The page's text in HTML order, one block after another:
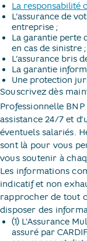
La responsabilité
L’assurance de
entreprise ;
La garantie perte
en cas de sinistre ;
L’assurance bris
La garantie
Une protection
Souscrivez dès
Professionnelle BNP ​
assistance 24/7 et
éventuels salariés.
sont là pour vous
vous soutenir à
Les informations
indicatif et non
rapprocher de tout
disposer des
(1) L'Assurance
assuré par